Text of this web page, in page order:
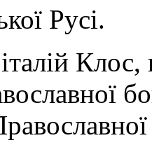
Русі.
Клос,